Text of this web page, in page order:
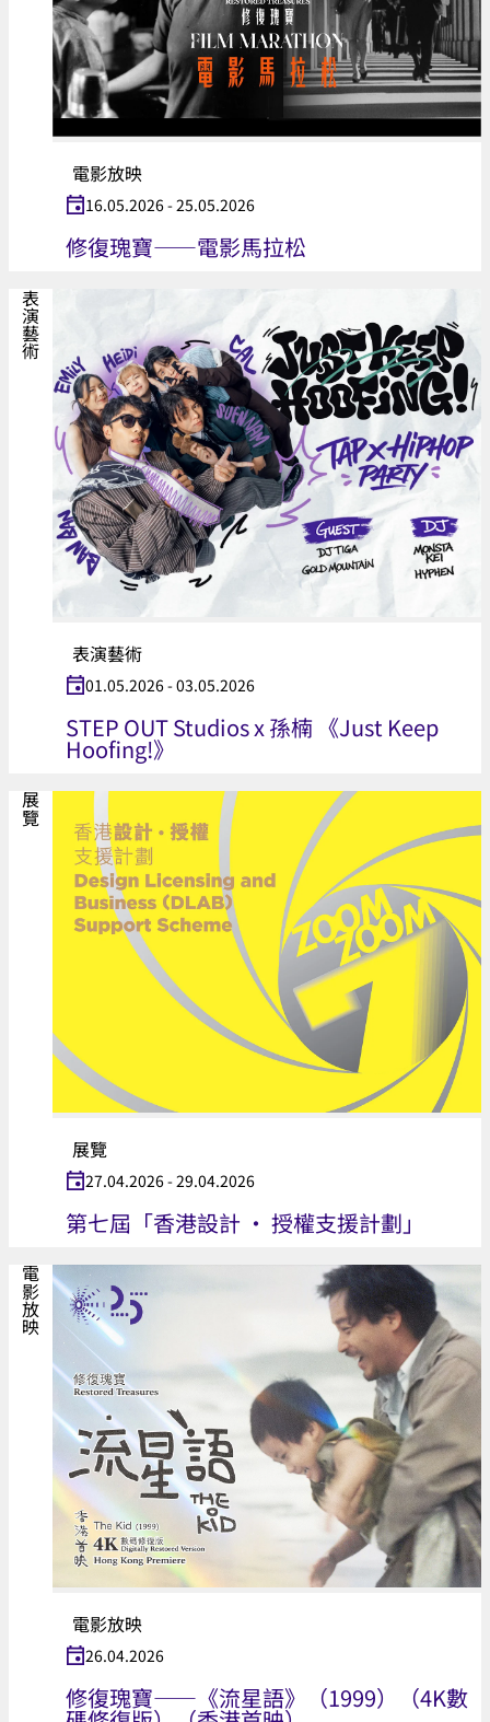
電影放映
16.05.2026 - 25.05.2026
修復瑰寶——電影馬拉松
表演藝術
表演藝術
01.05.2026 - 03.05.2026
STEP OUT Studios x 孫楠 《Just Keep
Hoofing!》
展覽
展覽
27.04.2026 - 29.04.2026
第七屆「香港設計 ‧ 授權支援計劃」
電影放映
電影放映
26.04.2026
修復瑰寶——《流星語》（1999）（4K數